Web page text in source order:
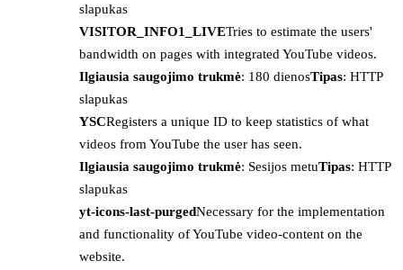
slapukas
VISITOR_INFO1_LIVETries to estimate the users'
bandwidth on pages with integrated YouTube videos.
Ilgiausia saugojimo trukmė: 180 dienosTipas: HTTP
slapukas
YSCRegisters a unique ID to keep statistics of what
videos from YouTube the user has seen.
Ilgiausia saugojimo trukmė: Sesijos metuTipas: HTTP
slapukas
yt-icons-last-purgedNecessary for the implementation
and functionality of YouTube video-content on the
website.